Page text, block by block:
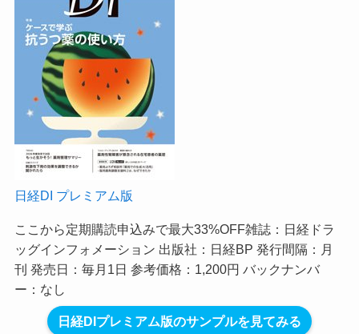
日経DI プレミアム版
ここから定期購読申込みで最大33%OFF雑誌：日経ドラ
ッグインフォメーション 出版社：日経BP 発行間隔：月
刊 発売日：毎月1日 参考価格：1,200円 バックナンバ
ー：なし
日経DIプレミアム版のサンプルを見てみる